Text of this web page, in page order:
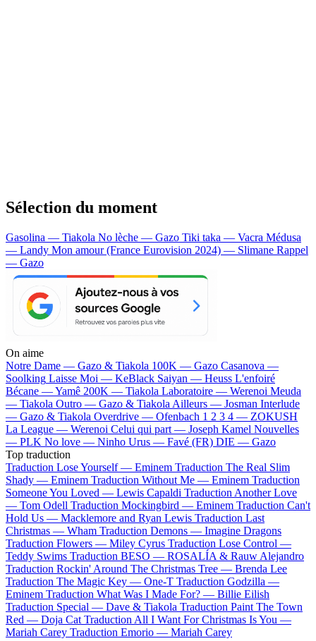
Sélection du moment
Gasolina — Tiakola No lèche — Gazo Tiki taka — Vacra Médusa
— Landy Mon amour (France Eurovision 2024) — Slimane Rappel
— Gazo
On aime
Notre Dame — Gazo & Tiakola 100K — Gazo Casanova —
Soolking Laisse Moi — KeBlack Saiyan — Heuss L'enfoiré
Bécane —Yamê 200K — Tiakola Laboratoire — Werenoi Meuda
— Tiakola Outro — Gazo & Tiakola Ailleurs — Josman Interlude
— Gazo & Tiakola Overdrive — Ofenbach 1 2 3 4 — ZOKUSH
La League — Werenoi Celui qui part — Joseph Kamel Nouvelles
— PLK No love — Ninho Urus — Favé (FR) DIE — Gazo
Top traduction
Traduction Lose Yourself — Eminem Traduction The Real Slim
Shady — Eminem Traduction Without Me — Eminem Traduction
Someone You Loved — Lewis Capaldi Traduction Another Love
— Tom Odell Traduction Mockingbird — Eminem Traduction Can't
Hold Us — Macklemore and Ryan Lewis Traduction Last
Christmas — Wham Traduction Demons — Imagine Dragons
Traduction Flowers — Miley Cyrus Traduction Lose Control —
Teddy Swims Traduction BESO — ROSALÍA & Rauw Alejandro
Traduction Rockin' Around The Christmas Tree — Brenda Lee
Traduction The Magic Key — One-T Traduction Godzilla —
Eminem Traduction What Was I Made For? — Billie Eilish
Traduction Special — Dave & Tiakola Traduction Paint The Town
Red — Doja Cat Traduction All I Want For Christmas Is You —
Mariah Carey Traduction Emorio — Mariah Carey